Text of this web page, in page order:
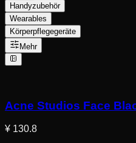
Handyzubehör
Wearables
Körperpflegegeräte
Mehr
Acne Studios Face
¥ 130.8